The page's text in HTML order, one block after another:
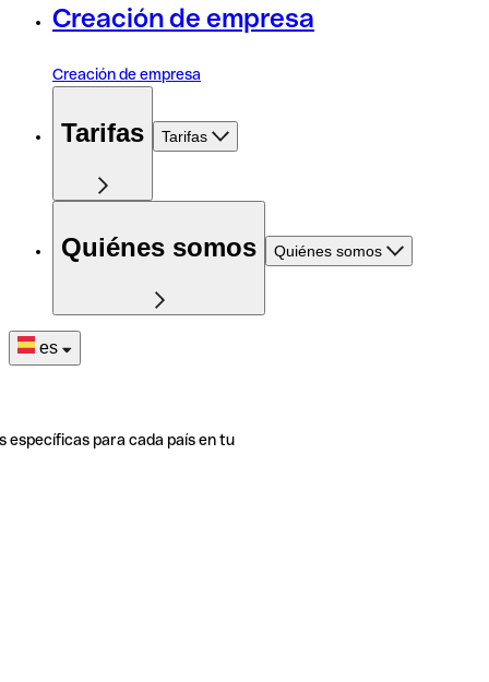
Creación de empresa
Creación de empresa
Tarifas Tarifas
Quiénes somos Quiénes somos
es
específicas para cada país en tu